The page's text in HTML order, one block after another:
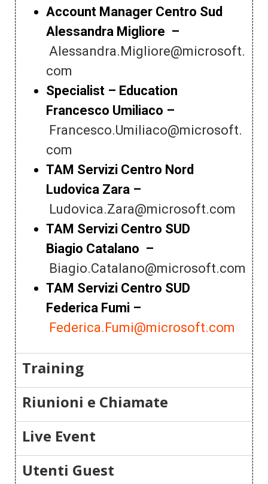
Account Manager Centro Sud
Alessandra Migliore –
Alessandra.Migliore@microsoft.
com
Specialist – Education
Francesco Umiliaco –
Francesco.Umiliaco@microsoft.
com
TAM Servizi Centro Nord
Ludovica Zara –
Ludovica.Zara@microsoft.com
TAM Servizi Centro SUD
Biagio Catalano –
Biagio.Catalano@microsoft.com
TAM Servizi Centro SUD
Federica Fumi –
Federica.Fumi@microsoft.com
Training
Riunioni e Chiamate
Live Event
Utenti Guest